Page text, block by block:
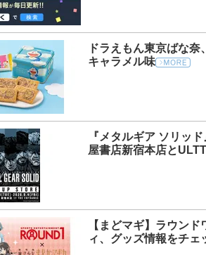
ドラえもん東京ばな
キャラメル味
『メタルギア ソリッ
屋書店新宿本店と
【まどマギ】ラウン
ィ、グッズ情報をチェ